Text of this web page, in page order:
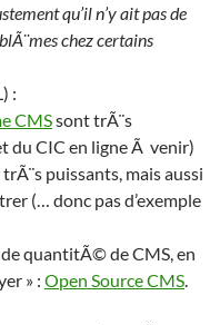
qu’il n’y ait pas de
chez certains
:
CMSsont trÃ¨s
du CIC en ligne Ã venir)
puissants, mais aussi
(… donc pas d’exemple
quantitÃ© de CMS, en
» : Open Source CMS.